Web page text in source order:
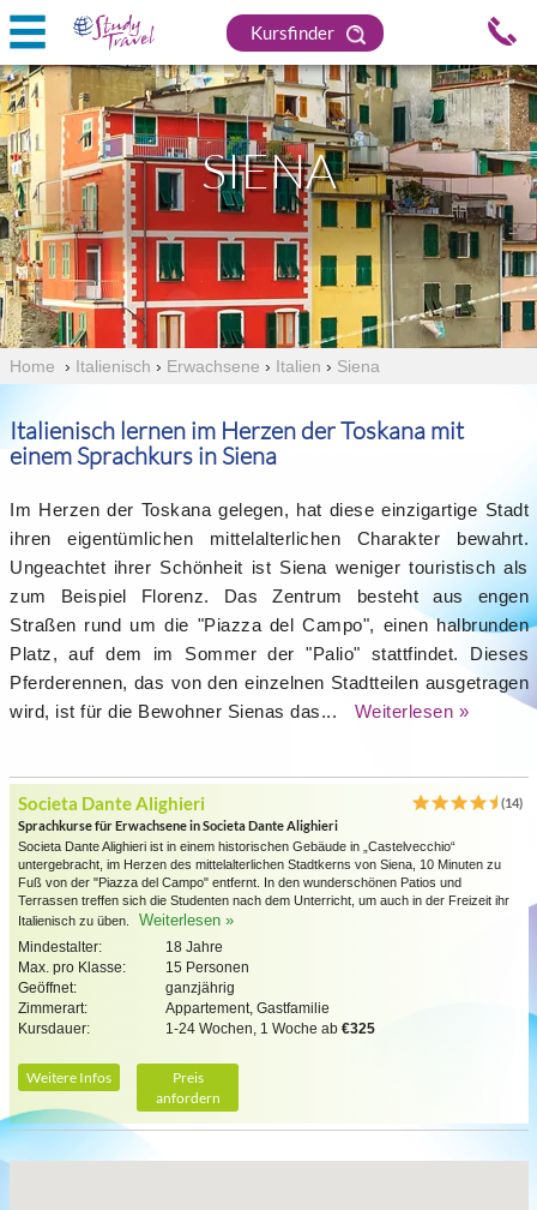
Kursfinder
SIENA
Home › Italienisch › Erwachsene › Italien › Siena
Italienisch lernen im Herzen der Toskana mit
einem Sprachkurs in Siena
Im Herzen der Toskana gelegen, hat diese einzigartige Stadt
ihren eigentümlichen mittelalterlichen Charakter bewahrt.
Ungeachtet ihrer Schönheit ist Siena weniger touristisch als
zum Beispiel Florenz. Das Zentrum besteht aus engen
Straßen rund um die "Piazza del Campo", einen halbrunden
Platz, auf dem im Sommer der "Palio" stattfindet. Dieses
Pferderennen, das von den einzelnen Stadtteilen ausgetragen
wird, ist für die Bewohner Sienas das...
Weiterlesen »
Societa Dante Alighieri
(14)
Sprachkurse für Erwachsene in Societa Dante Alighieri
Societa Dante Alighieri ist in einem historischen Gebäude in „Castelvecchio“
untergebracht, im Herzen des mittelalterlichen Stadtkerns von Siena, 10 Minuten zu
Fuß von der "Piazza del Campo" entfernt. In den wunderschönen Patios und
Terrassen treffen sich die Studenten nach dem Unterricht, um auch in der Freizeit ihr
Italienisch zu üben.
Weiterlesen »
Mindestalter:
18 Jahre
Max. pro Klasse:
15 Personen
Geöffnet:
ganzjährig
Zimmerart:
Appartement, Gastfamilie
Kursdauer:
1-24 Wochen, 1 Woche ab €325
Weitere Infos
Preis
anfordern